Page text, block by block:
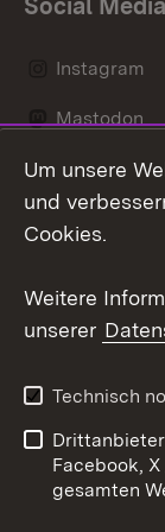
Social Media
Instagram
Mastodon
Messenger
Kontakt
Cookies
Um unsere
und
Cookies.
Weitere
unserer
Technisch
Facebook,
gesamten